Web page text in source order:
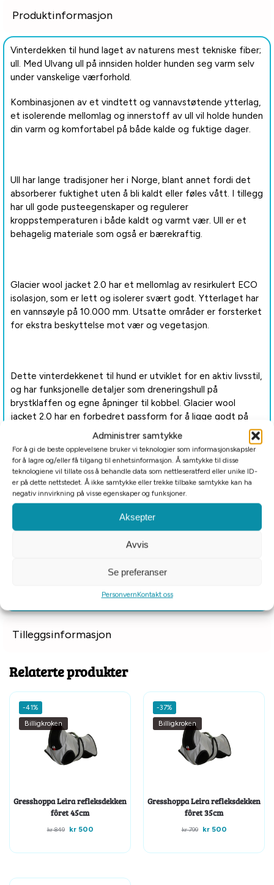
Administrer samtykke
For å gi de beste opplevelsene bruker vi teknologier som informasjonskapsler
for å lagre og/eller få tilgang til enhetsinformasjon. Å samtykke til disse
teknologiene vil tillate oss å behandle data som nettleseratferd eller unike ID-
er på dette nettstedet. Å ikke samtykke eller trekke tilbake samtykke kan ha
negativ innvirkning på visse egenskaper og funksjoner.
Aksepter
Avvis
Se preferanser
PersonvernKontakt oss
Produktinformasjon
Vinterdekken til hund laget av naturens mest tekniske fiber;
ull. Med Ulvang ull på innsiden holder hunden seg varm selv
under vanskelige værforhold.
Kombinasjonen av et vindtett og vannavstøtende ytterlag,
et isolerende mellomlag og innerstoff av ull vil holde hunden
din varm og komfortabel på både kalde og fuktige dager.
Ull har lange tradisjoner her i Norge, blant annet fordi det
absorberer fuktighet uten å bli kaldt eller føles vått. I tillegg
har ull gode pusteegenskaper og regulerer
kroppstemperaturen i både kaldt og varmt vær. Ull er et
behagelig materiale som også er bærekraftig.
Glacier wool jacket 2.0 har et mellomlag av resirkulert ECO
isolasjon, som er lett og isolerer svært godt. Ytterlaget har
en vannsøyle på 10.000 mm. Utsatte områder er forsterket
for ekstra beskyttelse mot vær og vegetasjon.
Dette vinterdekkenet til hund er utviklet for en aktiv livsstil,
og har funksjonelle detaljer som dreneringshull på
brystklaffen og egne åpninger til kobbel. Glacier wool
jacket 2.0 har en forbedret passform for å ligge godt på
hundens kropp. Dekkenet er justerbart og kan enkelt
tilpasses din hund. Beinstropper holder dekkenet på plass
når hunden beveger seg eller i sterk vind.
Refleksdetaljer gir god synlighet på mørke og overskyede
Dette hundedekkenet kan enkelt pakkes ned og lages i
Tilleggsinformasjon
Relaterte produkter
-41%
Billigkroken
Gresshoppa Leira refleksdekken
fôret 45cm
kr849 kr500
-37%
Billigkroken
Gresshoppa Leira refleksdekken
fôret 35cm
kr799 kr500